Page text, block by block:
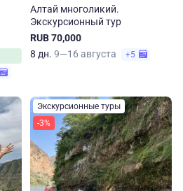
Алтай многоликий.
Экскурсионный тур
RUB 70,000
8 дн. 9—16 августа +5
Экскурсионные туры
-3%